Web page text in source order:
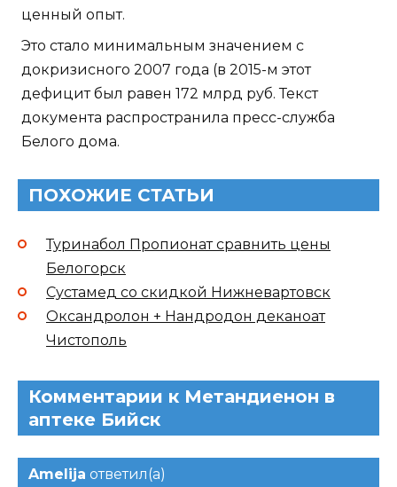
ценный опыт.
Это стало минимальным значением с
докризисного 2007 года (в 2015-м этот
дефицит был равен 172 млрд руб. Текст
документа распространила пресс-служба
Белого дома.
ПОХОЖИЕ СТАТЬИ
Туринабол Пропионат сравнить цены
Белогорск
Сустамед со скидкой Нижневартовск
Оксандролон + Нандродон деканоат
Чистополь
Комментарии к Метандиенон в
аптеке Бийск
Amelija ответил(а)